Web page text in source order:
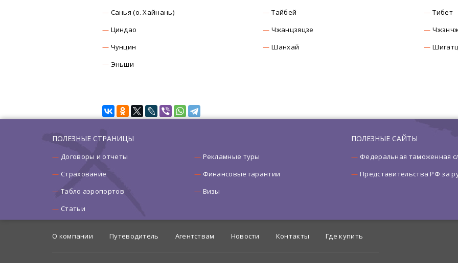
Санья (о. Хайнань)
Тайбей
Тибет
Циндао
Чжанцзяцзе
Чунцин
Шанхай
Эньши
ПОЛЕЗНЫЕ СТРАНИЦЫ
Договоры и отчеты
Рекламные туры
Страхование
Финансовые гарантии
Табло аэропортов
Визы
Статьи
ПОЛЕЗНЫЕ САЙТЫ
Федеральная таможенная
Представительства РФ за
О компании Путеводитель Агентствам Новости Контакты Где купить